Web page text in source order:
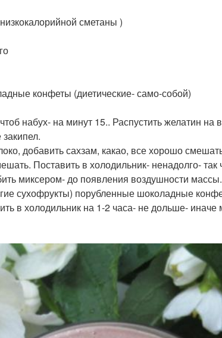
сметаны )
конфеты (диетические- само-собой)
набух- на минут 15.. Распустить желатин на
добавить сахзам, какао, все хорошо
Поставить в холодильник- ненадолго- так
миксером- до появления воздушности
сухофрукты) порубленные шоколадные
в холодильник на 1-2 часа- не дольше- иначе